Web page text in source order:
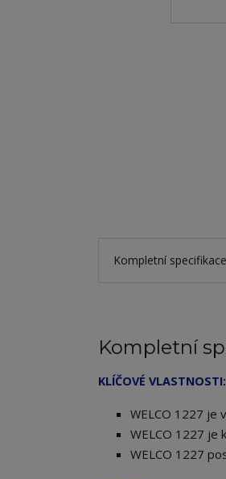
Kompletní specifikace
Kompletní
KLÍČOVÉ VLASTNOSTI:
WELCO 1227 je
WELCO 1227 je
WELCO 1227